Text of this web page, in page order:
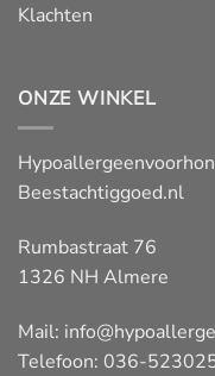
Klachten
ONZE WINKEL
Beestachtiggoed.nl
Rumbastraat 76
1326 NH Almere
Mail:
Telefoon: 036-